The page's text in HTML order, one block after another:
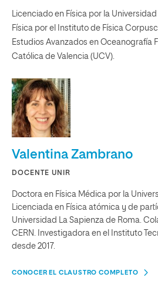
Licenciado en Física por la Universidad
Física por el Instituto de Física
Estudios Avanzados en Oceanografía
Católica de Valencia (UCV).
Valentina Zambrano
DOCENTE UNIR
Doctora en Física Médica por la
Licenciada en Física atómica y de
Universidad La Sapienza de Roma.
CERN. Investigadora en el Instituto
desde 2017.
CONOCER EL CLAUSTRO COMPLETO